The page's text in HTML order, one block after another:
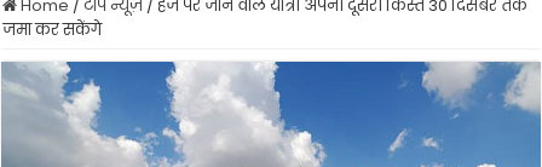
Home / टॉप न्यूज़/ हज पर जाने वाले यात्री अपनी दूसरी किस्त 30 दिसंबर तक
जमा कर सकेंगे